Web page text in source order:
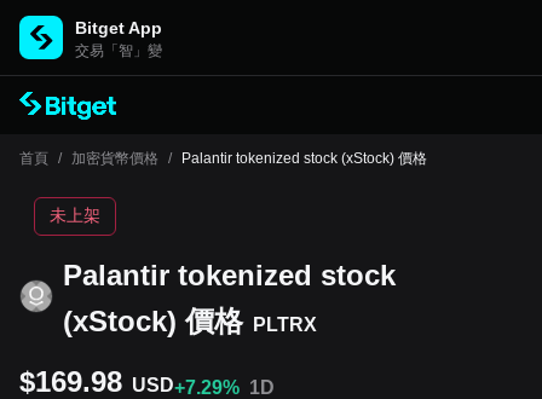
Bitget App
交易「智」變
首頁 / 加密貨幣價格 / Palantir tokenized stock (xStock) 價格
Palantir tokenized stock
(xStock) 價格
PLTRX
未上架
$169.98 USD+7.29% 1D